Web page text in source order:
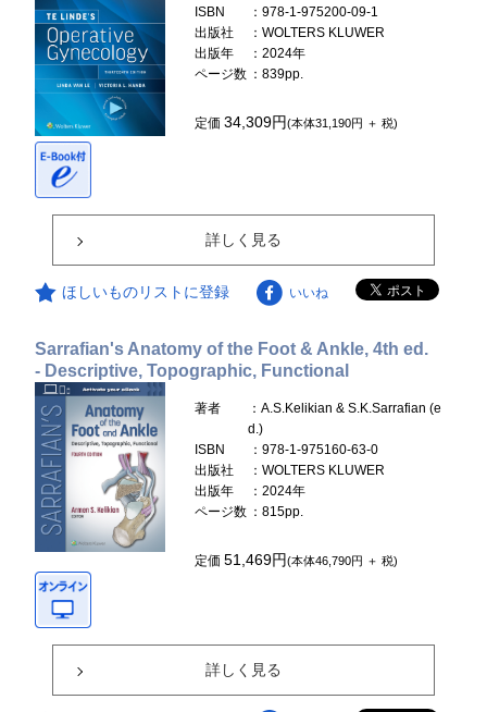
ISBN
：978-1-975200-09-1
出版社
：WOLTERS KLUWER
出版年
：2024年
ページ数 ：839pp.
定価34,309円(本体31,190円 ＋ 税)
詳しく見る
ほしいものリストに登録 いいね
Sarrafian's Anatomy of the Foot & Ankle, 4th ed.
- Descriptive, Topographic, Functional
著者
：A.S.Kelikian & S.K.Sarrafian (e
d.)
ISBN
：978-1-975160-63-0
出版社
：WOLTERS KLUWER
出版年
：2024年
ページ数 ：815pp.
定価51,469円(本体46,790円 ＋ 税)
詳しく見る